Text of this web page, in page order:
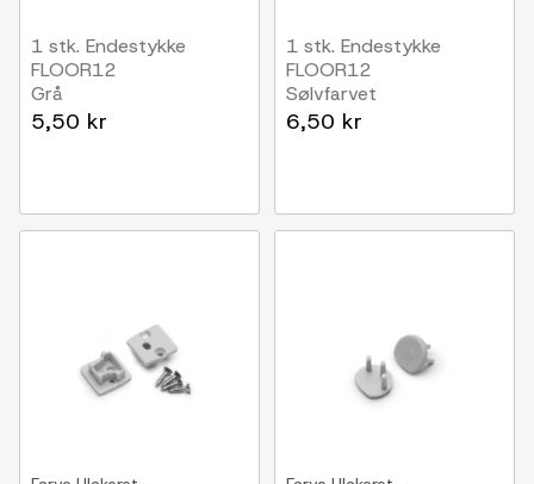
1 stk. Endestykke
FLOOR12
Grå
5,50 kr
1 stk. Endestykke
FLOOR12
Sølvfarvet
6,50 kr